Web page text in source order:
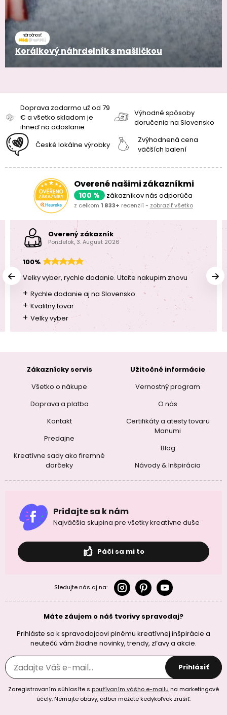
náročnosť
Korálkový náhrdelník s mašličkou
Doprava zadarmo už od 79
€ a všetko skladom je
ihneď na odoslanie
Výhodné spôsoby
doručenia na Slovensko
České lokálne výrobky
Zvýhodnená cena
väčších balení
Overené našimi zákazníkmi
100 % zákazníkov nás odporúča
z celkom 1 833+ recenzií - zobraziť všetko
Overený zákazník
Pondelok, 3. August 2026
100%
Velky vyber, rychle dodanie. Utcite nakupim znovu
+ Rychle dodanie aj na Slovensko
+ Kvalitny tovar
+ Velky vyber
Zákaznícky servis
Všetko o nákupe
Doprava a platba
Kontakt
Predajne
Kreatívne sady ako firemné
darčeky
Užitočné informácie
Vernostný program
O nás
Certifikáty a atesty tovaru
Manumi
Blog
Návody & Inšpirácia
Pridajte sa k nám
Najväčšia skupina pre všetky kreatívne duše
Páči sa mi to
Sledujte nás aj na:
Máte záujem o náš tvorivy spravodaj?
Prihláste sa k spravodajcovi plnému kreatívnej inšpirácie a
neutečú vám žiadne novinky, trendy, zľavy a akcie.
Prihlásiť
Zaregistrovaním súhlasíte s používaním vášho e-mailu na marketingové
účely. Nemajte obavy, odber môžete kedykoľvek zrušiť.